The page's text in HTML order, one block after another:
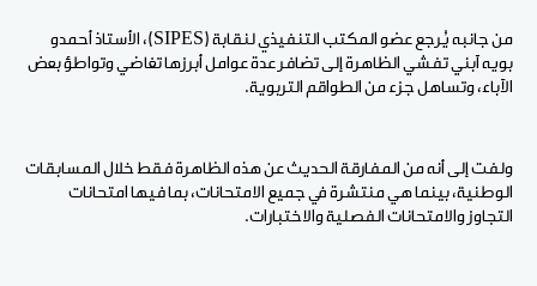
من جانبه يُرجع عضو المكتب التنفيذي لنقابة (SIPES)، الأستاذ أحمدو
بويه آبني تفشي الظاهرة إلى تضافر عدة عوامل أبرزها تغاضي وتواطؤ بعض
الآباء، وتساهل جزء من الطواقم التربوية.
ولفت إلى أنه من المفارقة الحديث عن هذه الظاهرة فقط خلال المسابقات
الوطنية، بينما هي منتشرة في جميع الامتحانات، بما فيها امتحانات
التجاوز والامتحانات الفصلية والاختبارات.